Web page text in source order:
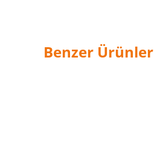
Benzer Ürünler